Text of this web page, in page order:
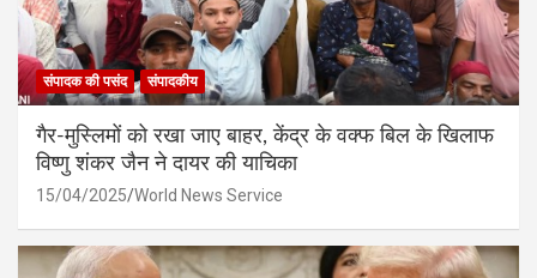
संपादक की पसंद संपादकीय
गैर-मुस्लिमों को रखा जाए बाहर, केंद्र के वक्फ बिल के खिलाफ
विष्णु शंकर जैन ने दायर की याचिका
15/04/2025 World News Service